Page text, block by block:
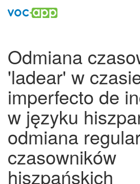
Odmiana
'ladear' w
imperfecto de
w języku
odmiana
czasowników
hiszpańskich